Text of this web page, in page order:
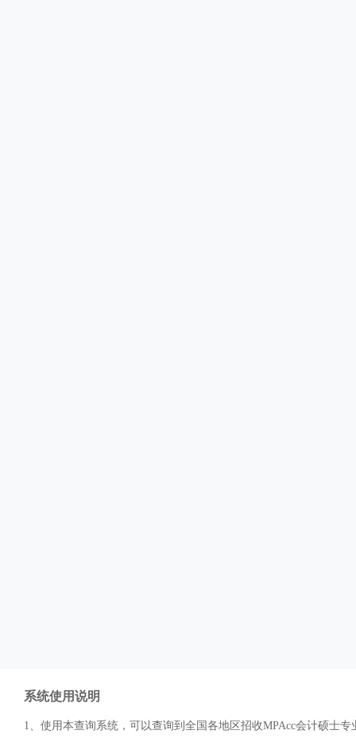
系统使用说明
1、使用本查询系统，可以查询到全国各地区招收MPAcc会计硕士